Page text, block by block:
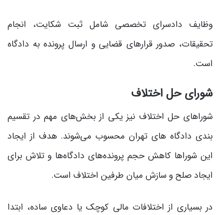
وظایف دادسرای تخصصی شامل ثبت شکایت، انجام
تحقیقات، صدور قرارهای قضایی و ارسال پرونده به دادگاه
است.
شورای حل اختلاف
شوراهای حل اختلاف نیز یکی از بخش‌های مهم در تقسیم
بندی دادگاه های تهران محسوب می‌شوند. هدف از ایجاد
این شوراها کاهش حجم پرونده‌های دادگاه‌ها و تلاش برای
ایجاد صلح و سازش میان طرفین اختلاف است.
در بسیاری از اختلافات مالی کوچک یا دعاوی ساده، ابتدا